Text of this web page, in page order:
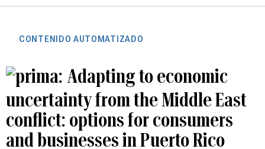
CONTENIDO AUTOMATIZADO
Adapting to economic
uncertainty from the Middle East
conflict: options for consumers
and businesses in Puerto Rico